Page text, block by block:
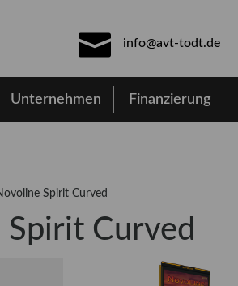
info@avt-todt.de
Unternehmen Finanzierung
Spirit Curved
Spirit Curved